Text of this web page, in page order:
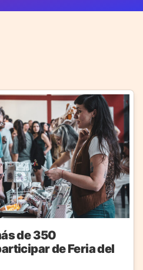
de 350
de Feria del